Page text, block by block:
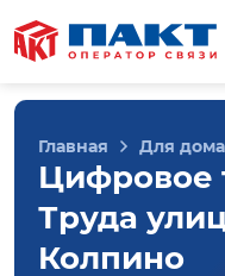
Главная Для дома
Цифровое
Труда
Колпино